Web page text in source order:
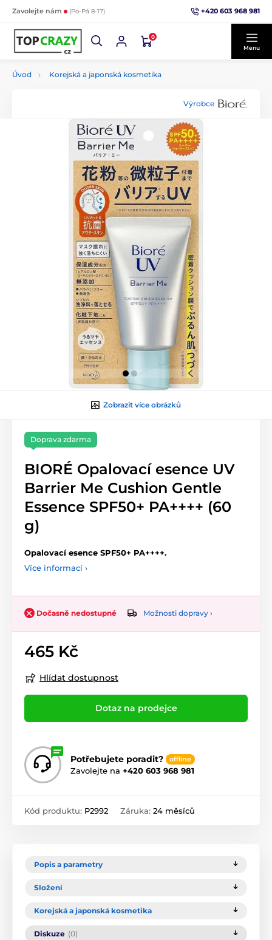
Zavolejte nám (Po-Pá 8-17) +420 603 968 981
0
Menu
Úvod Korejská a japonská kosmetika
Výrobce
Zobrazit více obrázků
Doprava zdarma
BIORÉ Opalovací esence UV
Barrier Me Cushion Gentle
Essence SPF50+ PA++++ (60
g)
Opalovací esence SPF50+ PA++++.
Více informací ›
Dočasně nedostupné Možnosti dopravy ›
465 Kč
Hlídat dostupnost
Dotaz na prodejce
Potřebujete poradit? offline
Zavolejte na +420 603 968 981
Kód produktu: P2992 Záruka: 24 měsíců
Popis a parametry
Složení
Korejská a japonská kosmetika
Diskuze (0)